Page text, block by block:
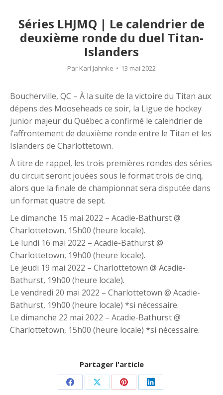
Séries LHJMQ | Le calendrier de
deuxième ronde du duel Titan-
Islanders
Par Karl Jahnke 13 mai 2022
Boucherville, QC – À la suite de la victoire du Titan aux
dépens des Mooseheads ce soir, la Ligue de hockey
junior majeur du Québec a confirmé le calendrier de
l’affrontement de deuxième ronde entre le Titan et les
Islanders de Charlottetown.
À titre de rappel, les trois premières rondes des séries
du circuit seront jouées sous le format trois de cinq,
alors que la finale de championnat sera disputée dans
un format quatre de sept.
Le dimanche 15 mai 2022 – Acadie-Bathurst @
Charlottetown, 15h00 (heure locale).
Le lundi 16 mai 2022 – Acadie-Bathurst @
Charlottetown, 19h00 (heure locale).
Le jeudi 19 mai 2022 – Charlottetown @ Acadie-
Bathurst, 19h00 (heure locale).
Le vendredi 20 mai 2022 – Charlottetown @ Acadie-
Bathurst, 19h00 (heure locale) *si nécessaire.
Le dimanche 22 mai 2022 – Acadie-Bathurst @
Charlottetown, 15h00 (heure locale) *si nécessaire.
Partager l'article
Share Share Share Share